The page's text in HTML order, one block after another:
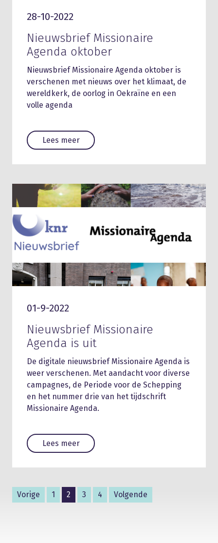
28-10-2022
Nieuwsbrief Missionaire
Agenda oktober
Nieuwsbrief Missionaire Agenda oktober is
verschenen met nieuws over het klimaat, de
wereldkerk, de oorlog in Oekraïne en een
volle agenda
Lees meer
01-9-2022
Nieuwsbrief Missionaire
Agenda is uit
De digitale nieuwsbrief Missionaire Agenda is
weer verschenen. Met aandacht voor diverse
campagnes, de Periode voor de Schepping
en het nummer drie van het tijdschrift
Missionaire Agenda.
Lees meer
Vorige 1 2 3 4 Volgende